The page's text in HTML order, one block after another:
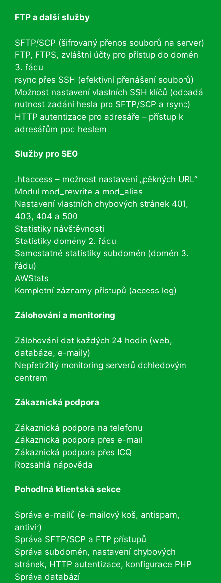
FTP a další služby
SFTP/SCP (šifrovaný přenos souborů na server)
FTP, FTPS, zvláštní účty pro přístup do domén
3. řádu
rsync přes SSH (efektivní přenášení souborů)
Možnost nastavení vlastních SSH klíčů (odpadá
nutnost zadání hesla pro SFTP/SCP a rsync)
HTTP autentizace pro adresáře – přístup k
adresářům pod heslem
Služby pro SEO
.htaccess – možnost nastavení „pěkných URL“
Modul mod_rewrite a mod_alias
Nastavení vlastních chybových stránek 401,
403, 404 a 500
Statistiky návštěvnosti
Statistiky domény 2. řádu
Samostatné statistiky subdomén (domén 3.
řádu)
AWStats
Kompletní záznamy přístupů (access log)
Zálohování a monitoring
Zálohování dat každých 24 hodin (web,
databáze, e-maily)
Nepřetržitý monitoring serverů dohledovým
centrem
Zákaznická podpora
Zákaznická podpora na telefonu
Zákaznická podpora přes e-mail
Zákaznická podpora přes ICQ
Rozsáhlá nápověda
Pohodlná klientská sekce
Správa e-mailů (e-mailový koš, antispam,
antivir)
Správa SFTP/SCP a FTP přístupů
Správa subdomén, nastavení chybových
stránek, HTTP autentizace, konfigurace PHP
Správa databází